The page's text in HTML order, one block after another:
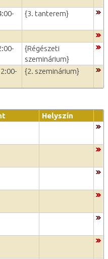
{3. tanterem}
{Régészeti
szeminárium}
{2. szeminárium}
Helyszín